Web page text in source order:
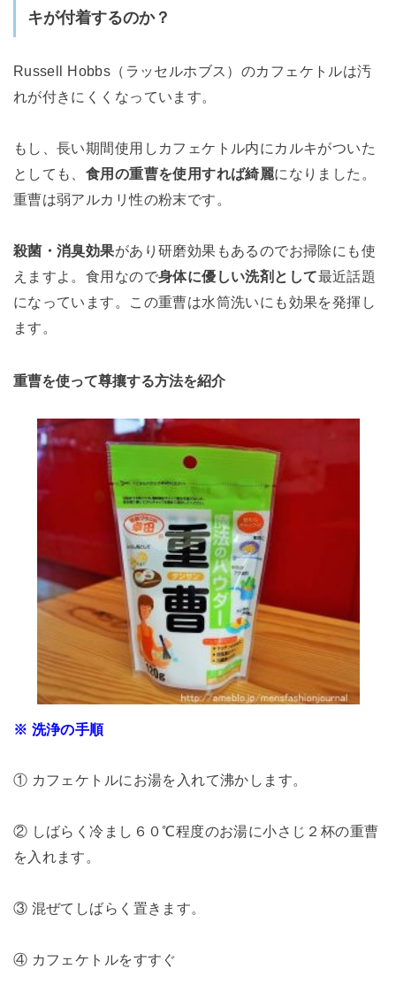
キが付着するのか？
Russell Hobbs（ラッセルホブス）のカフェケトルは汚
れが付きにくくなっています。
もし、長い期間使用しカフェケトル内にカルキがついた
としても、 食用の重曹を使用すれば綺麗になりました。
重曹は弱アルカリ性の粉末です。
殺菌・消臭効果があり研磨効果もあるのでお掃除にも使
えますよ。食用なので身体に優しい洗剤として最近話題
になっています。この重曹は水筒洗いにも効果を発揮し
ます。
重曹を使って尊攘する方法を紹介
※ 洗浄の手順
① カフェケトルにお湯を入れて沸かします。
② しばらく冷まし６０℃程度のお湯に小さじ２杯の重曹
を入れます。
③ 混ぜてしばらく置きます。
④ カフェケトルをすすぐ